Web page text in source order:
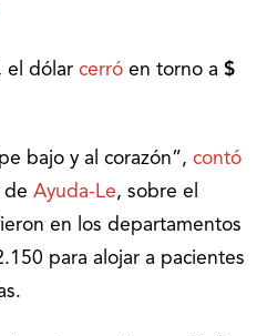
el dólar cerró en torno a $
bajo y al corazón”, contó
de Ayuda-Le, sobre el
en los departamentos
para alojar a pacientes